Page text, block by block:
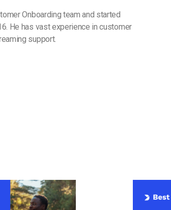
Onboarding team and started
He has vast experience in customer
support.